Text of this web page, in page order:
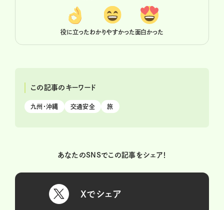
役に立ったわかりやすかった面白かった
この記事のキーワード
九州・沖縄 交通安全 旅
あなたのSNSでこの記事をシェア！
Xでシェア